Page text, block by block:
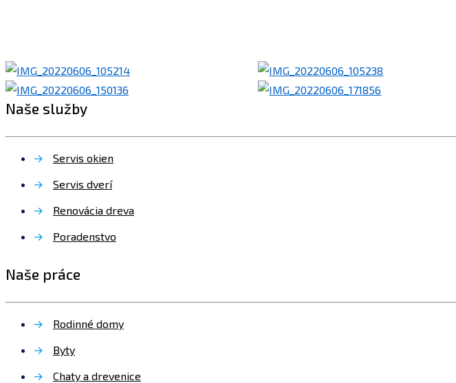
Naše služby
→
Servis okien
→
Servis dverí
→
Renovácia dreva
→
Poradenstvo
Naše práce
→
Rodinné domy
→
Byty
→
Chaty a drevenice